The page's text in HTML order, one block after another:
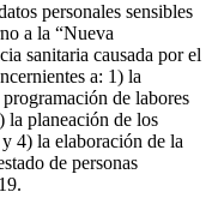
personales sensibles
a la “Nueva
sanitaria causada por el
a: 1) la
de labores
la planeación de los
4) la elaboración de la
de personas